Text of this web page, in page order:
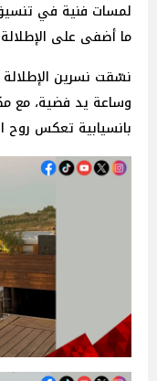
لمسات فنية في
ما أضفى على
نسّقت نسرين
وساعة يد فضية، مع
بانسيابية تعكس روح